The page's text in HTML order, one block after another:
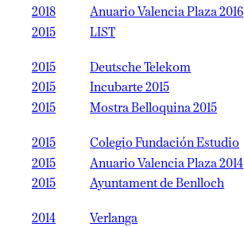
2018
Anuario Valencia Plaza 2016
2015
LIST
2015
Deutsche Telekom
2015
Incubarte 2015
2015
Mostra Belloquina 2015
2015
Colegio Fundación Estudio
2015
Anuario Valencia Plaza 2014
2015
Ayuntament de Benlloch
2014
Verlanga